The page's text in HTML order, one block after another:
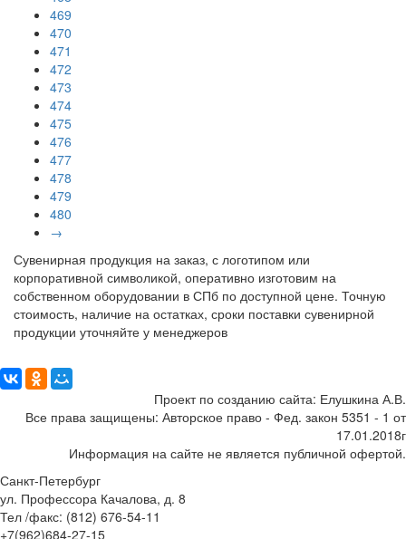
469
470
471
472
473
474
475
476
477
478
479
480
→
Сувенирная продукция на заказ, с логотипом или
корпоративной символикой, оперативно изготовим на
собственном оборудовании в СПб по доступной цене. Точную
стоимость, наличие на остатках, сроки поставки сувенирной
продукции уточняйте у менеджеров
Проект по созданию сайта: Елушкина А.В.
Все права защищены: Авторское право - Фед. закон 5351 - 1 от
17.01.2018г
Информация на сайте не является публичной офертой.
Санкт-Петербург
ул. Профессора Качалова, д. 8
Тел /факс: (812) 676-54-11
+7(962)684-27-15